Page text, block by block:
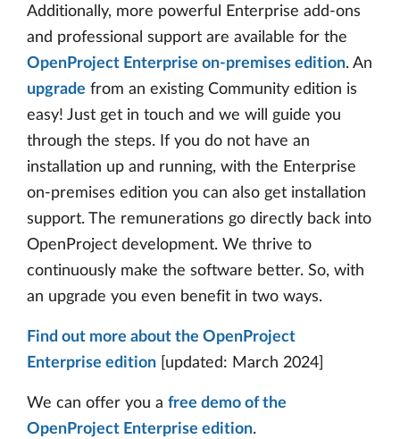
Additionally, more powerful Enterprise add-ons
and professional support are available for the
OpenProject Enterprise on-premises edition. An
upgrade from an existing Community edition is
easy! Just get in touch and we will guide you
through the steps. If you do not have an
installation up and running, with the Enterprise
on-premises edition you can also get installation
support. The remunerations go directly back into
OpenProject development. We thrive to
continuously make the software better. So, with
an upgrade you even benefit in two ways.
Find out more about the OpenProject
Enterprise edition [updated: March 2024]
We can offer you a free demo of the
OpenProject Enterprise edition.